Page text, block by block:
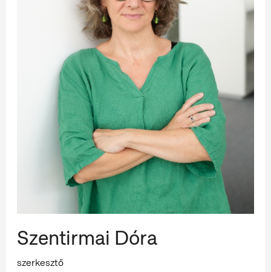
Szentirmai Dóra
szerkesztő